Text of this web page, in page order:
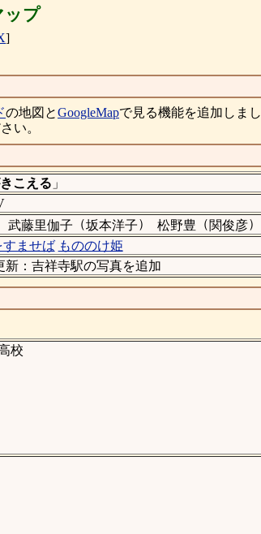
ップ
]
の地図とGoogleMapで見る機能を追加しま
い。
こえる 」
武藤里伽子 （坂本洋子） 松野豊 （関俊彦）
すませば もののけ姫
新：吉祥寺駅の写真を追加
校